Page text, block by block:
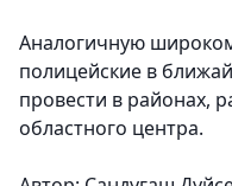
Аналогичную
полицейские в
провести в районах,
областного центра.